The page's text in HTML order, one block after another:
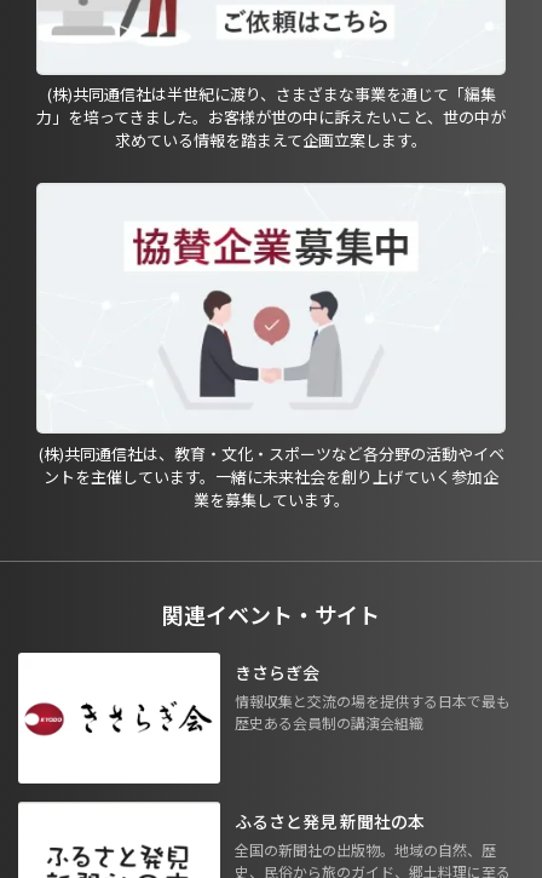
(株)共同通信社は半世紀に渡り、さまざまな事業を通じて「編集
力」を培ってきました。お客様が世の中に訴えたいこと、世の中が
求めている情報を踏まえて企画立案します。
(株)共同通信社は、教育・文化・スポーツなど各分野の活動やイベ
ントを主催しています。一緒に未来社会を創り上げていく参加企
業を募集しています。
関連イベント・サイト
きさらぎ会
情報収集と交流の場を提供する日本で最も
歴史ある会員制の講演会組織
ふるさと発見 新聞社の本
全国の新聞社の出版物。地域の自然、歴
史、民俗から旅のガイド、郷土料理に至る